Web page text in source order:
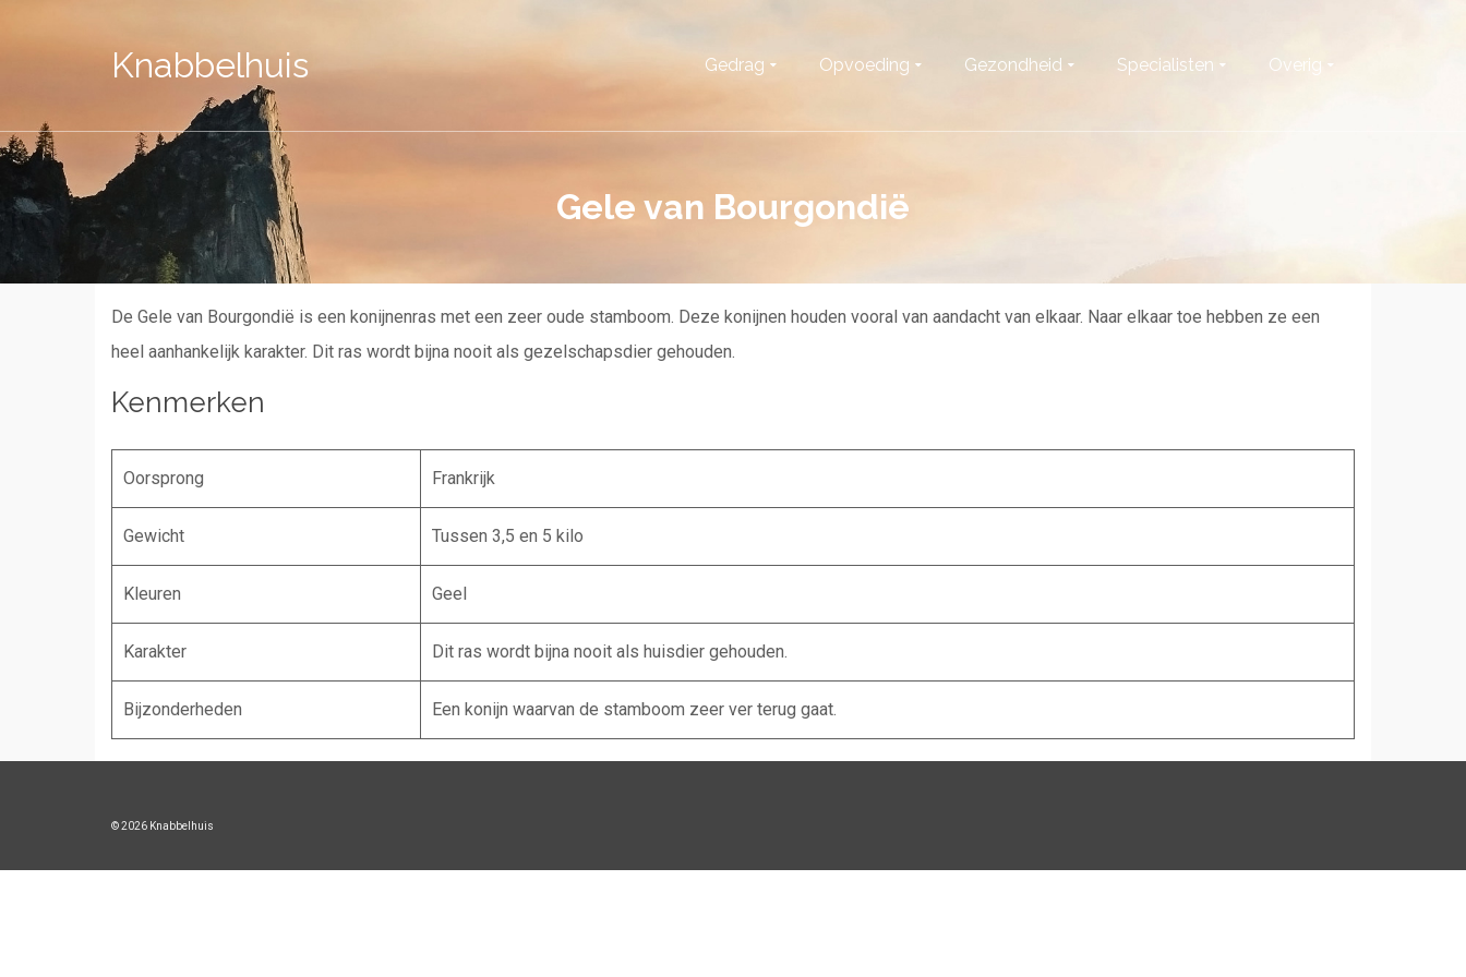
Knabbelhuis Gedrag Opvoeding Gezondheid Specialisten Overig
Gele van Bourgondië
De Gele van Bourgondië is een konijnenras met een zeer oude stamboom. Deze konijnen houden vooral van aandacht van elkaar. Naar elkaar toe hebben ze een
heel aanhankelijk karakter. Dit ras wordt bijna nooit als gezelschapsdier gehouden.
Kenmerken
Oorsprong Frankrijk
Gewicht Tussen 3,5 en 5 kilo
Kleuren Geel
Karakter Dit ras wordt bijna nooit als huisdier gehouden.
Bijzonderheden Een konijn waarvan de stamboom zeer ver terug gaat.
© 2026 Knabbelhuis